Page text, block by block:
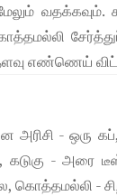
மேலும்
எண்ணெய்
அரிசி - ஒரு
- அரை
கொத்தமல்லி -